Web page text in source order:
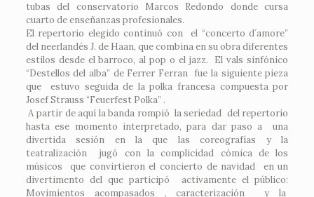
tubas del conservatorio Marcos Redondo donde cursa
cuarto de enseñanzas profesionales.
El repertorio elegido continuó con el “concerto d´amore”
del neerlandés J. de Haan, que combina en su obra diferentes
estilos desde el barroco, al pop o el jazz. El vals sinfónico
“Destellos del alba” de Ferrer Ferran fue la siguiente pieza
que estuvo seguida de la polka francesa compuesta por
Josef Strauss “Feuerfest Polka” .
A partir de aquí la banda rompió la seriedad del repertorio
hasta ese momento interpretado, para dar paso a una
divertida sesión en la que las coreografías y la
teatralización jugó con la complicidad cómica de los
músicos que convirtieron el concierto de navidad en un
divertimento del que participó activamente el público:
Movimientos acompasados , caracterización y la